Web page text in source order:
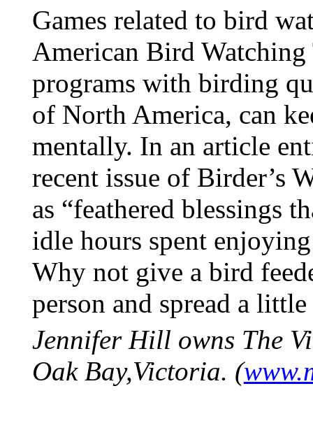
Games related to bird
American Bird
programs with birding
of North America, can
mentally. In an article
recent issue of Birder’s
as “feathered blessings
idle hours spent
Why not give a bird
person and spread a little
Jennifer Hill owns The
Oak Bay,Victoria. (